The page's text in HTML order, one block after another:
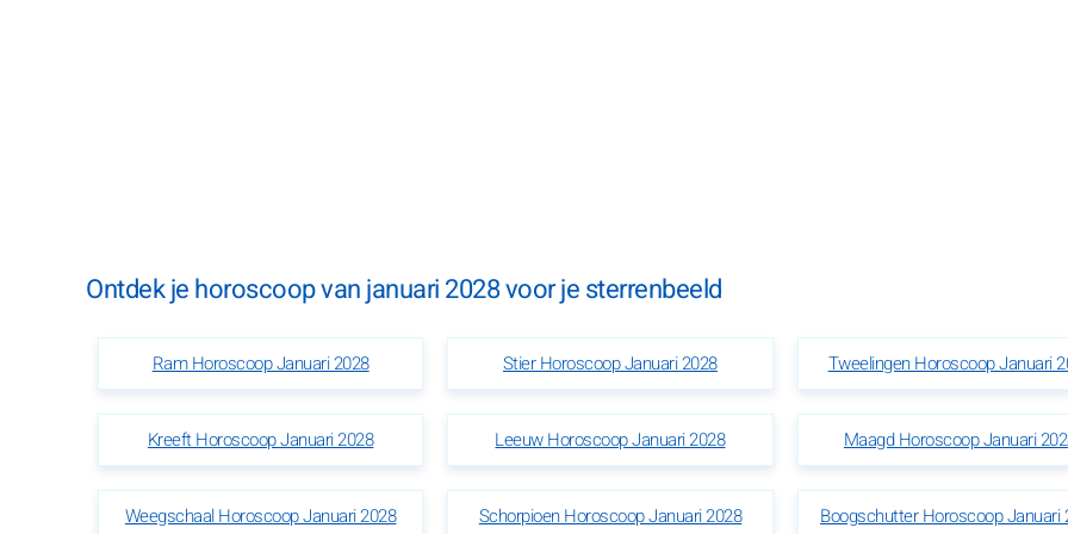
Ontdek je horoscoop van januari 2028 voor je sterrenbeeld
Ram Horoscoop Januari 2028 Stier Horoscoop Januari 2028 Tweelingen Horoscoop Januari
Kreeft Horoscoop Januari 2028 Leeuw Horoscoop Januari 2028 Maagd Horoscoop Januari
Weegschaal Horoscoop Januari 2028 Schorpioen Horoscoop Januari 2028 Boogschutter Horoscoop Januari